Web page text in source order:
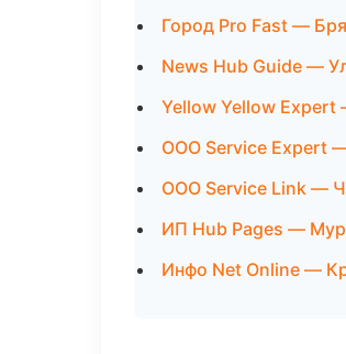
Город Pro Fast —
News Hub Guide —
Yellow Yellow Expert
ООО Service Expert
ООО Service Link —
ИП Hub Pages —
Инфо Net Online —